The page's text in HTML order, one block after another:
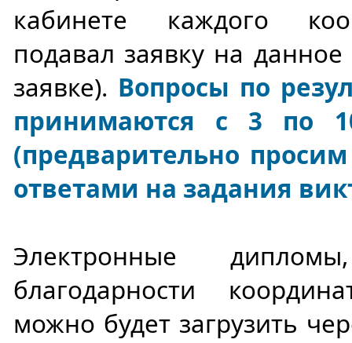
кабинете каждого
подавал заявку на
заявке). Вопросы по
принимаются с 3 по
(предварительно
ответами на задания
Электронные
благодарности
можно будет загрузить